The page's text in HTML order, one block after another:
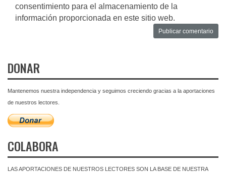
consentimiento para el almacenamiento de la
información proporcionada en este sitio web.
DONAR
Mantenemos nuestra independencia y seguimos creciendo gracias a la aportaciones
de nuestros lectores.
COLABORA
LAS APORTACIONES DE NUESTROS LECTORES SON LA BASE DE NUESTRA